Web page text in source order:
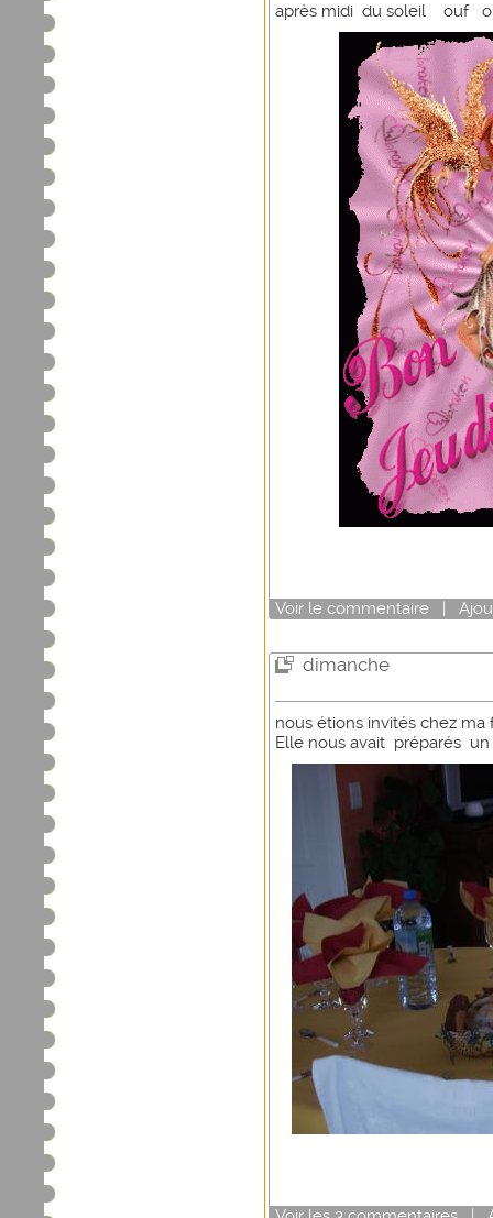
après midi du soleil ouf
Voir le commentaire |
dimanche
nous étions invités chez
Elle nous avait préparés